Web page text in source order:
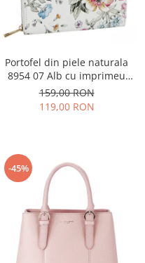
Portofel din piele naturala
8954 07 Alb cu imprimeu
floral
159,00 RON
119,00 RON
-45%